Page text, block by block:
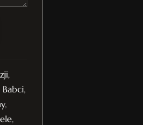
,
,
,
,